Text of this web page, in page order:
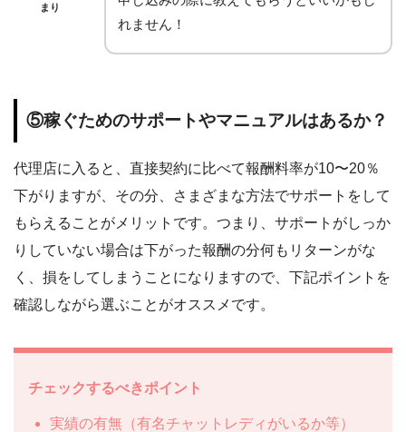
まり
れません！
⑤稼ぐためのサポートやマニュアルはあるか？
代理店に入ると、直接契約に比べて報酬料率が10〜20％
下がりますが、その分、さまざまな方法でサポートをして
もらえることがメリットです。つまり、サポートがしっか
りしていない場合は下がった報酬の分何もリターンがな
く、損をしてしまうことになりますので、下記ポイントを
確認しながら選ぶことがオススメです。
チェックするべきポイント
実績の有無（有名チャットレディがいるか等）